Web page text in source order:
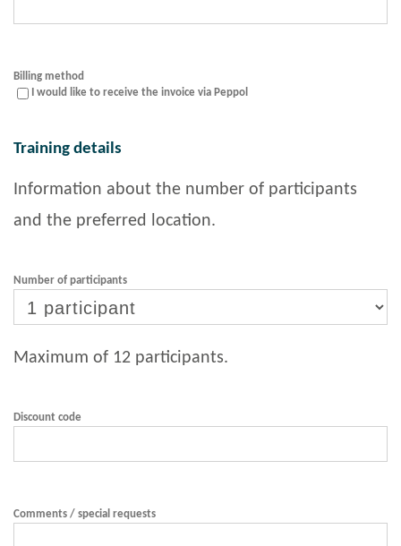
Billing method
I would like to receive the invoice via Peppol
Training details
Information about the number of participants
and the preferred location.
Number of participants
Maximum of 12 participants.
Discount code
Comments / special requests